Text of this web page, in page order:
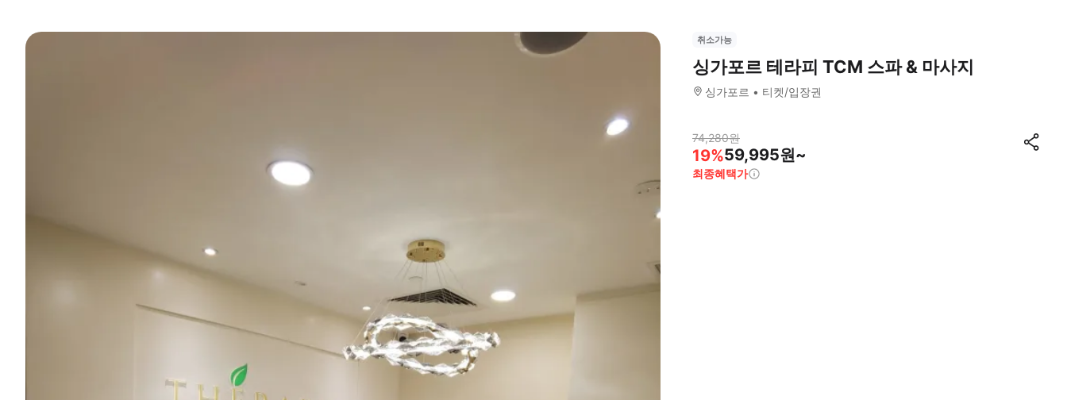
취소가능
싱가포르 테라피 TCM 스파 & 마사지
싱가포르 티켓/입장권
74,280원
19%59,995원~
최종혜택가